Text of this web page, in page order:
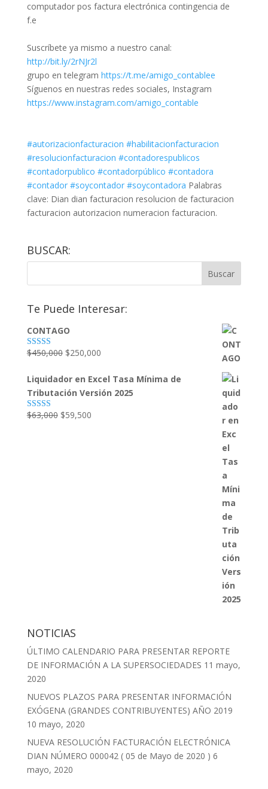
computador pos factura electrónica contingencia de
f.e
Suscríbete ya mismo a nuestro canal:
http://bit.ly/2rNJr2l
grupo en telegram https://t.me/amigo_contablee
Síguenos en nuestras redes sociales, Instagram
https://www.instagram.com/amigo_contable
#autorizacionfacturacion #habilitacionfacturacion
#resolucionfacturacion #contadorespublicos
#contadorpublico #contadorpúblico #contadora
#contador #soycontador #soycontadora Palabras
clave: Dian dian facturacion resolucion de facturacion
facturacion autorizacion numeracion facturacion.
BUSCAR:
Te Puede Interesar:
CONTAGO
Valorado
$450,000 El
original
era:
$250,000El
actual
es:
Liquidador en Excel Tasa Mínima de
Tributación Versión 2025
Valorado con
$63,000 El
$59,500El
NOTICIAS
ÚLTIMO CALENDARIO PARA PRESENTAR REPORTE
DE INFORMACIÓN A LA SUPERSOCIEDADES 11 mayo,
2020
NUEVOS PLAZOS PARA PRESENTAR INFORMACIÓN
EXÓGENA (GRANDES CONTRIBUYENTES) AÑO 2019
10 mayo, 2020
NUEVA RESOLUCIÓN FACTURACIÓN ELECTRÓNICA
DIAN NÚMERO 000042 ( 05 de Mayo de 2020 ) 6
mayo, 2020